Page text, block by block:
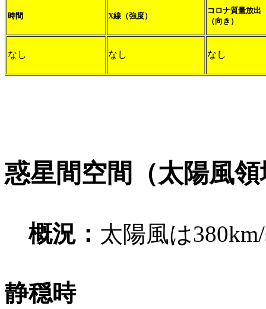
時間 X線（強度）
コロナ質量放出
（向き）
なし なし なし
惑星間空間（太陽風
概況： 太陽風は
静穏時